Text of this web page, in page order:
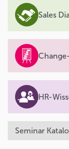
Sales
HR-
Seminar